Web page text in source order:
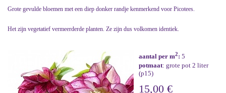
Grote gevulde bloemen met een diep donker randje kenmerkend voor Picotees.
Het zijn vegetatief vermeerderde planten. Ze zijn dus volkomen identiek.
aantal per m2: 5
potmaat: grote pot 2 liter
(p15)
15,00 €